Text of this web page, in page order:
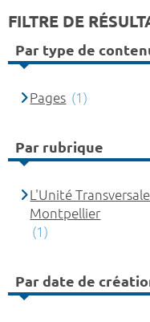
FILTRE DE
Par type de
Pages (1)
Par rubrique
L'Unité
Montpellier
(1)
Par date de